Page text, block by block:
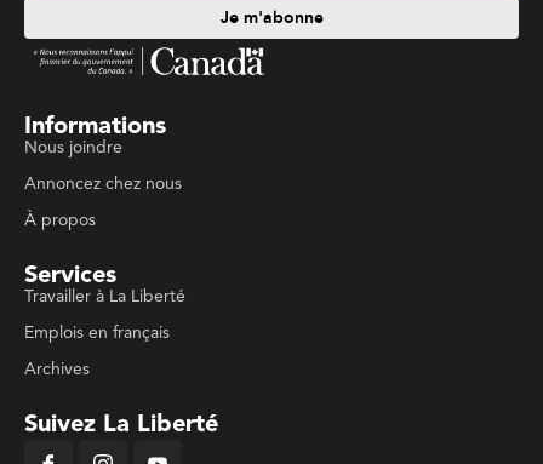
Je m'abonne
Informations
Nous joindre
Annoncez chez nous
À propos
Services
Travailler à La Liberté
Emplois en français
Archives
Suivez La Liberté